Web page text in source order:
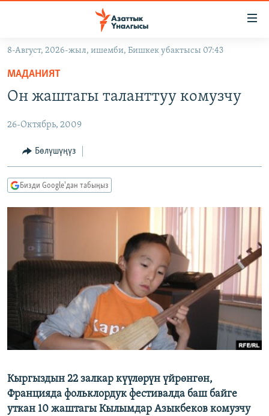
Навигацияга
өтүңүз
Издөөгө
салыңыз
САЯСАТ
ЭКОНОМИКА
ДҮЙНӨ
БОРБОР АЗИЯ
УКРАИНА
АТАЙЫН ИЛИКТӨӨ
БҮГҮН АЗАТТЫКТА
ЭКСПЕРТТЕР ТАЛДАЙТ
БИЗ ЖАНА ДҮЙНӨ
ДАНИСТЕ
ЭЖЕ-СИҢДИЛЕР
ЫҢГАЙСЫЗ СУРООЛОР
ПОДКАСТ
ӨЗГӨЧӨ ПИКИР
Русский
ОНЛАЙН ШЕРИНЕ
8-Август, 2026-жыл, ишемби, Бишкек убактысы 07:43
МАДАНИЯТ
Он жаштагы таланттуу комузчу
26-Октябрь, 2009
Бөлүшүңүз
Бизди Google'дан табыңыз
Кыргыздын 22 залкар күүлөрүн үйрөнгөн,
Францияда фольклордук фестивалда баш байге
уткан 10 жаштагы Кылымдар Азыкбеков комузчу